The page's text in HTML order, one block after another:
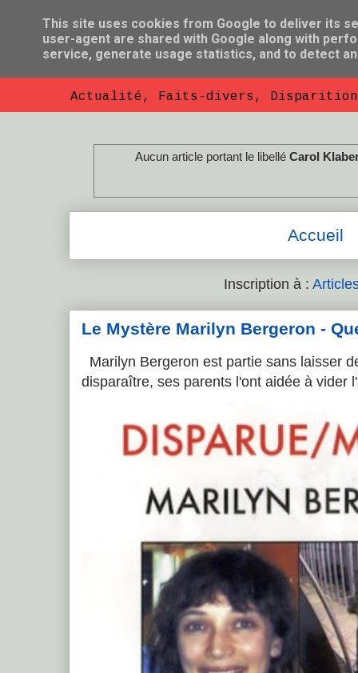
So Florent B
Actualité, Faits-divers,
Aucun article portant le libelléCarol
Accueil
Inscription à :
Le Mystère Marilyn Bergeron -
Marilyn Bergeron est partie sans laisser
disparaître, ses parents l'ont aidée à vider
This site uses cookies from Google to deliver its
user-agent are shared with Google along with
service, generate usage statistics, and to detect